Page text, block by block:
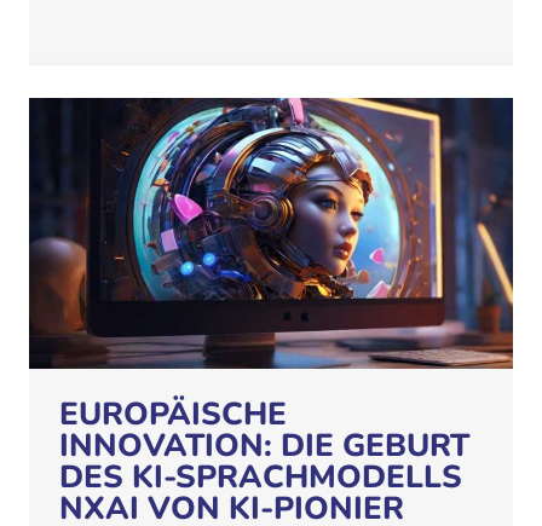
EUROPÄISCHE
INNOVATION: DIE GEBURT
DES KI-SPRACHMODELLS
NXAI VON KI-PIONIER